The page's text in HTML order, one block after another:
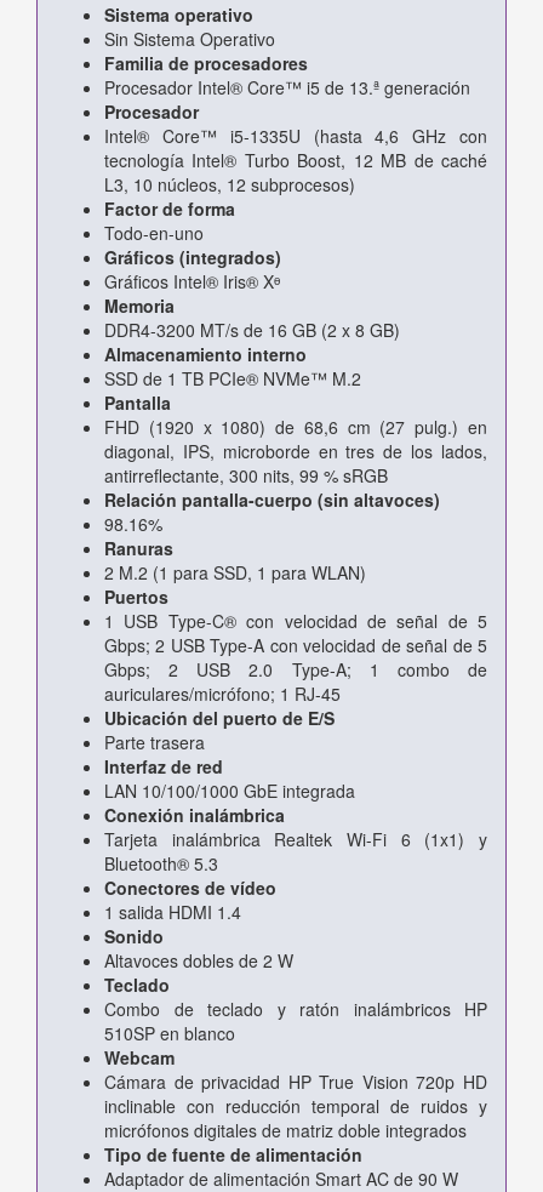
Sistema operativo
Sin Sistema Operativo
Familia de procesadores
Procesador Intel® Core™ i5 de 13.ª generación
Procesador
Intel® Core™ i5-1335U (hasta 4,6 GHz con
tecnología Intel® Turbo Boost, 12 MB de caché
L3, 10 núcleos, 12 subprocesos)
Factor de forma
Todo-en-uno
Gráficos (integrados)
Gráficos Intel® Iris® Xᶱ
Memoria
DDR4-3200 MT/s de 16 GB (2 x 8 GB)
Almacenamiento interno
SSD de 1 TB PCIe® NVMe™ M.2
Pantalla
FHD (1920 x 1080) de 68,6 cm (27 pulg.) en
diagonal, IPS, microborde en tres de los lados,
antirreflectante, 300 nits, 99 % sRGB
Relación pantalla-cuerpo (sin altavoces)
98.16%
Ranuras
2 M.2 (1 para SSD, 1 para WLAN)
Puertos
1 USB Type-C® con velocidad de señal de 5
Gbps; 2 USB Type-A con velocidad de señal de 5
Gbps; 2 USB 2.0 Type-A; 1 combo de
auriculares/micrófono; 1 RJ-45
Ubicación del puerto de E/S
Parte trasera
Interfaz de red
LAN 10/100/1000 GbE integrada
Conexión inalámbrica
Tarjeta inalámbrica Realtek Wi-Fi 6 (1x1) y
Bluetooth® 5.3
Conectores de vídeo
1 salida HDMI 1.4
Sonido
Altavoces dobles de 2 W
Teclado
Combo de teclado y ratón inalámbricos HP
510SP en blanco
Webcam
Cámara de privacidad HP True Vision 720p HD
inclinable con reducción temporal de ruidos y
micrófonos digitales de matriz doble integrados
Tipo de fuente de alimentación
Adaptador de alimentación Smart AC de 90 W